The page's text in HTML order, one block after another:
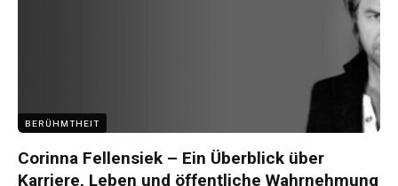
BERÜHMTHEIT
Corinna Fellensiek – Ein Überblick über
Karriere, Leben und öffentliche Wahrnehmung